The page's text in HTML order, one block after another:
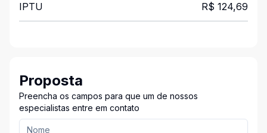
IPTU R$ 124,69
Proposta
Preencha os campos para que um de nossos
especialistas entre em contato